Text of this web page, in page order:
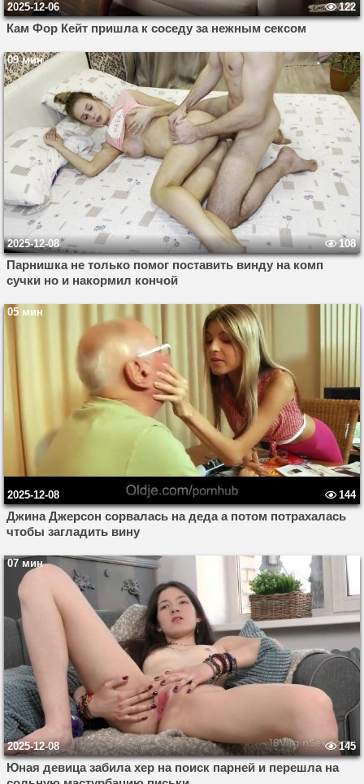
2025-12-06 122
Кам Фор Кейт пришла к соседу за нежным сексом
09 мин
2025-12-08 108
Парнишка не только помог поставить винду на комп
сучки но и накормил кончой
05 мин
2025-12-08 144
Джина Джерсон сорвалась на деда а потом потрахалась
чтобы загладить вину
07 мин
2025-12-08 145
Юная девица забила хер на поиск парней и перешла на